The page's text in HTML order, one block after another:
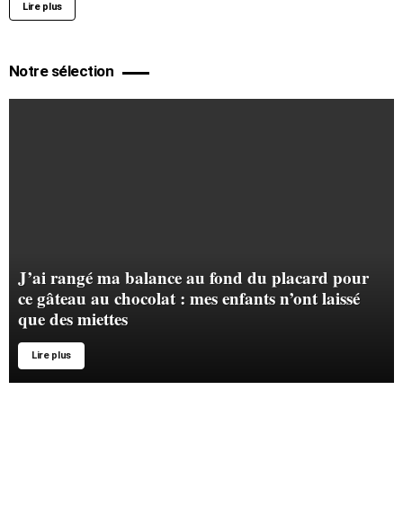
Lire plus
Notre sélection
J’ai rangé ma balance au fond du placard pour
ce gâteau au chocolat : mes enfants n’ont laissé
que des miettes
Lire plus